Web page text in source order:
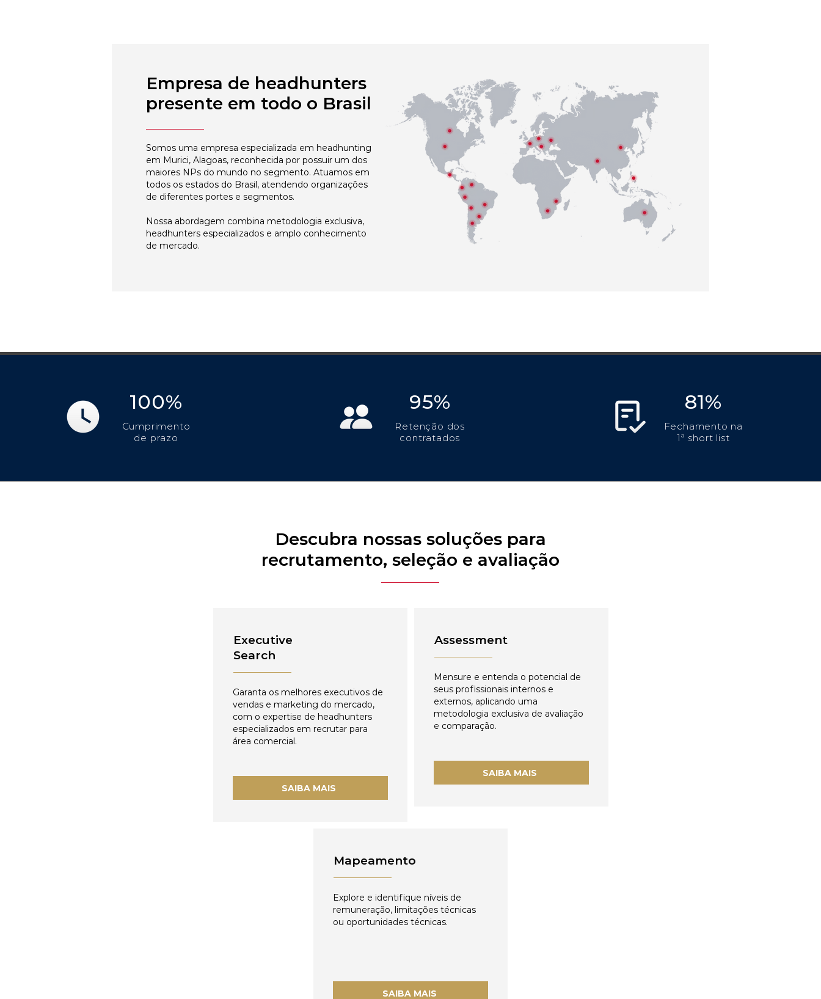
Empresa de headhunters
presente em todo o Brasil
Somos uma empresa especializada em headhunting
em Murici, Alagoas, reconhecida por possuir um dos
maiores NPs do mundo no segmento. Atuamos em
todos os estados do Brasil, atendendo organizações
de diferentes portes e segmentos.
Nossa abordagem combina metodologia exclusiva,
headhunters especializados e amplo conhecimento
de mercado.
100%
Cumprimento
de prazo
95%
Retenção dos
contratados
81%
Fechamento na
1ª short list
Descubra nossas soluções para
recrutamento, seleção e avaliação
Executive
Search
Garanta os melhores executivos de
vendas e marketing do mercado,
com o expertise de headhunters
especializados em recrutar para
área comercial.
SAIBA MAIS
Assessment
Mensure e entenda o potencial de
seus profissionais internos e
externos, aplicando uma
metodologia exclusiva de avaliação
e comparação.
SAIBA MAIS
Mapeamento
Explore e identifique níveis de
remuneração, limitações técnicas
ou oportunidades técnicas.
SAIBA MAIS